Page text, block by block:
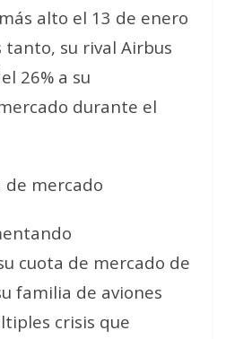
alto el 13 de enero
su rival Airbus
26% a su
durante el
de mercado
cuota de mercado de
familia de aviones
crisis que